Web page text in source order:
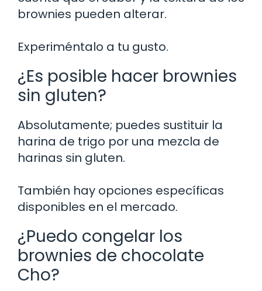
brownies pueden alterar.
Experiméntalo a tu gusto.
¿Es posible hacer brownies
sin gluten?
Absolutamente; puedes sustituir la
harina de trigo por una mezcla de
harinas sin gluten.
También hay opciones específicas
disponibles en el mercado.
¿Puedo congelar los
brownies de chocolate
Cho?